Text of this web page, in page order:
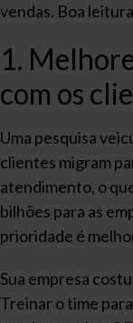
vendas. Boa
1.
com os
Uma pesquisa
clientes migram
atendimento, o
bilhões para as
prioridade é
Sua empresa
Treinar o time